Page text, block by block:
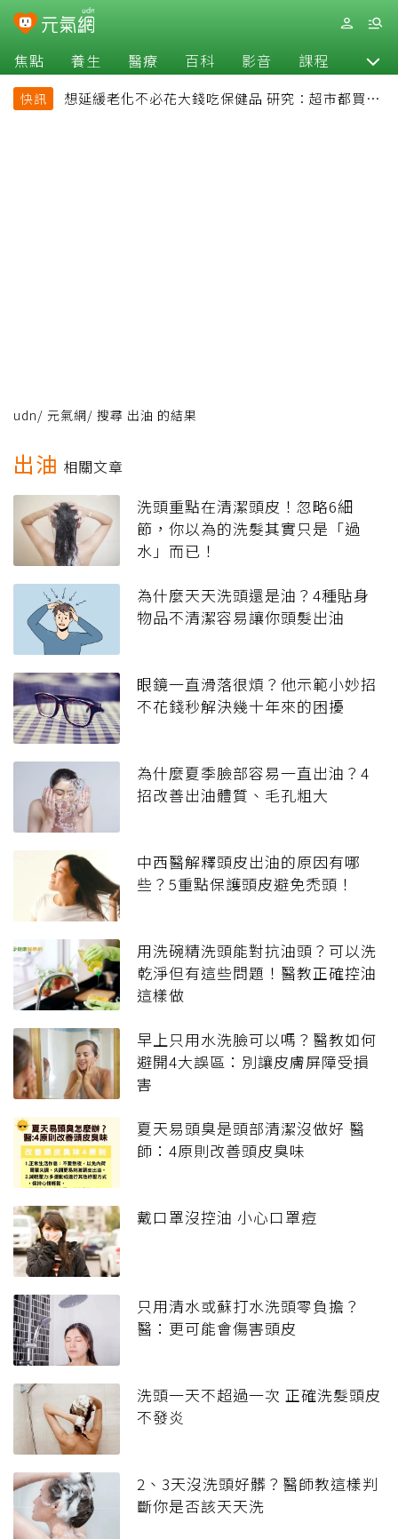
焦點 養生 醫療 百科 影音 課程 退休
快訊
想延緩老化不必花大錢吃保健品 研究：超市都買得
udn/ 元氣網/ 搜尋 出油 的結果
出油 相關文章
洗頭重點在清潔頭皮！忽略6細
節，你以為的洗髮其實只是「過
水」而已！
為什麼天天洗頭還是油？4種貼身
物品不清潔容易讓你頭髮出油
眼鏡一直滑落很煩？他示範小妙招
不花錢秒解決幾十年來的困擾
為什麼夏季臉部容易一直出油？4
招改善出油體質、毛孔粗大
中西醫解釋頭皮出油的原因有哪
些？5重點保護頭皮避免禿頭！
用洗碗精洗頭能對抗油頭？可以洗
乾淨但有這些問題！醫教正確控油
這樣做
早上只用水洗臉可以嗎？醫教如何
避開4大誤區：別讓皮膚屏障受損
害
夏天易頭臭是頭部清潔沒做好 醫
師：4原則改善頭皮臭味
戴口罩沒控油 小心口罩痘
只用清水或蘇打水洗頭零負擔？
醫：更可能會傷害頭皮
洗頭一天不超過一次 正確洗髮頭皮
不發炎
2、3天沒洗頭好髒？醫師教這樣判
斷你是否該天天洗